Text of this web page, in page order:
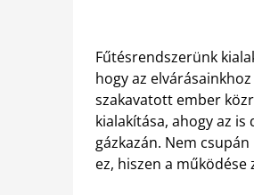
Fűtésrendszerünk
hogy az elvárásainkhoz
szakavatott ember
kialakítása, ahogy az
gázkazán. Nem
ez, hiszen a